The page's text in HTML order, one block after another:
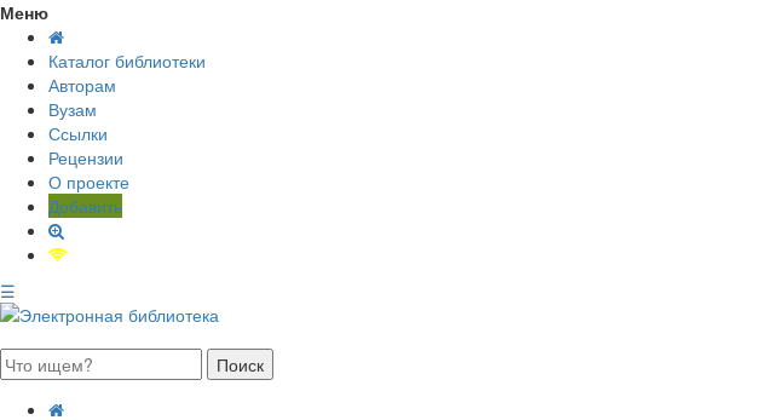
Меню
Каталог библиотеки
Авторам
Вузам
Ссылки
Рецензии
О проекте
Добавить
☰